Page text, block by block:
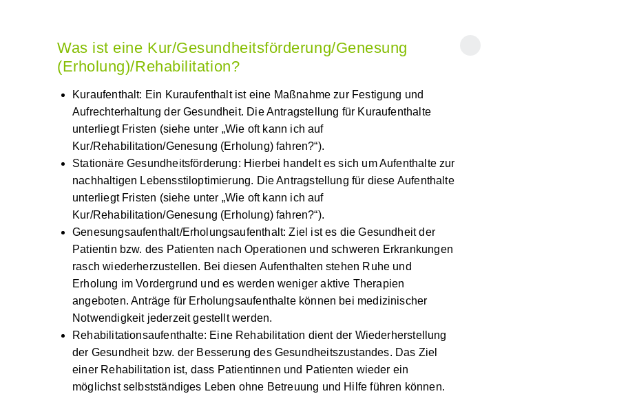
Was ist eine Kur/Gesundheitsförderung/Genesung
(Erholung)/Rehabilitation?
Kuraufenthalt : Ein Kuraufenthalt ist eine Maßnahme zur Festigung und
Aufrechterhaltung der Gesundheit. Die Antragstellung für Kuraufenthalte
unterliegt Fristen (siehe unter „Wie oft kann ich auf
Kur/Rehabilitation/Genesung (Erholung) fahren?“).
Stationäre Gesundheitsförderung: Hierbei handelt es sich um Aufenthalte
zur nachhaltigen Lebensstiloptimierung. Die Antragstellung für diese
Aufenthalte unterliegt Fristen (siehe unter „Wie oft kann ich auf
Kur/Rehabilitation/Genesung (Erholung) fahren?“).
Genesungsaufenthalt/Erholungsaufenthalt: Ziel ist es die Gesundheit der
Patientin bzw. des Patienten nach Operationen und schweren
Erkrankungen rasch wiederherzustellen. Bei diesen Aufenthalten stehen
Ruhe und Erholung im Vordergrund und es werden weniger aktive
Therapien angeboten. Anträge für Erholungsaufenthalte können bei
medizinischer Notwendigkeit jederzeit gestellt werden.
Rehabilitationsaufenthalte: Eine Rehabilitation dient der
Wiederherstellung der Gesundheit bzw. der Besserung des
Gesundheitszustandes. Das Ziel einer Rehabilitation ist, dass Patientinnen
und Patienten wieder ein möglichst selbstständiges Leben ohne Betreuung